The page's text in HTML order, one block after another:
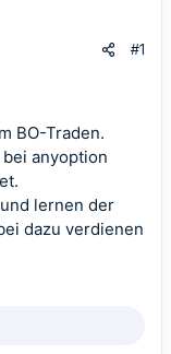
#1
BO-Traden.
anyoption
lernen der
dazu verdienen